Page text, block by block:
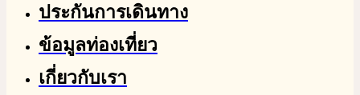
ประกันการเดินทาง
ข้อมูลท่องเที่ยว
เกี่ยวกับเรา